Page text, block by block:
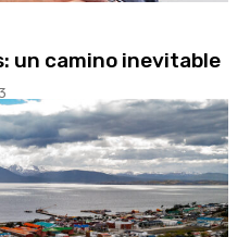
un camino inevitable